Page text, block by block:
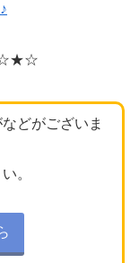
どがございま
。